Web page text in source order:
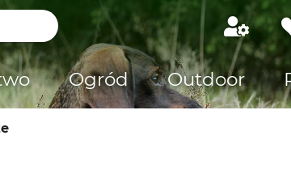
Ogród Outdoor